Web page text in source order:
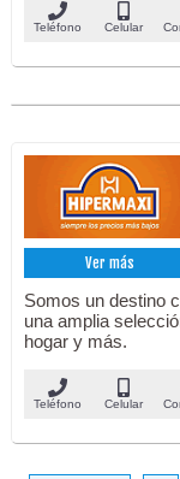
Teléfono Celular
Ver más
Somos un destino
una amplia
hogar y más.
Teléfono Celular